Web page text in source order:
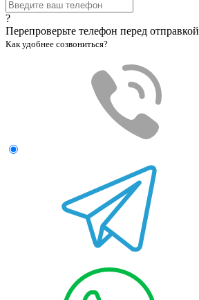
?
Перепроверьте телефон перед отправкой
Как удобнее созвониться?